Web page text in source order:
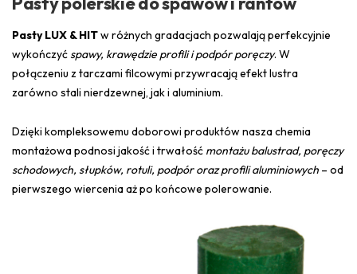
Pasty LUX & HITw różnych gradacjach pozwalają perfekcyjnie
wykończyćspawy, krawędzie profili i podpór poręczy. W
połączeniu z tarczami filcowymi przywracają efekt lustra
zarówno stali nierdzewnej, jak i aluminium.
Dzięki kompleksowemu doborowi produktów nasza chemia
montażowa podnosi jakość i trwałość montażu balustrad, poręczy
schodowych, słupków, rotuli, podpór oraz profili aluminiowych – od
pierwszego wiercenia aż po końcowe polerowanie.